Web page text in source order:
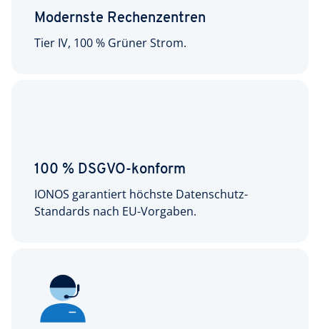
Modernste Rechenzentren
Tier IV, 100 % Grüner Strom.
100 % DSGVO-konform
IONOS garantiert höchste Datenschutz-
Standards nach EU-Vorgaben.